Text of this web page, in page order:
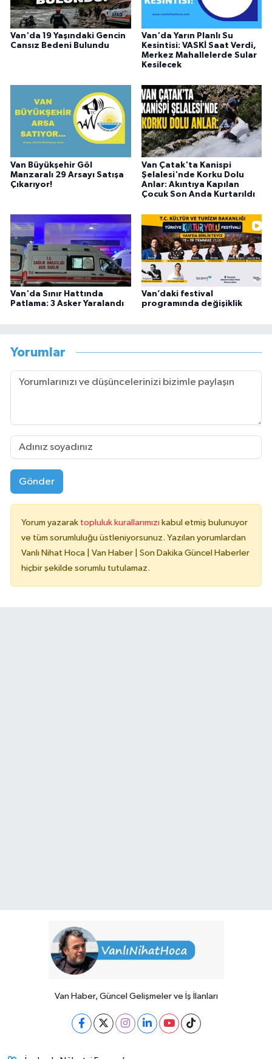
Van'da 19 Yaşındaki Gencin
Cansız Bedeni Bulundu
Van'da Yarın Planlı Su
Kesintisi: VASKİ Saat Verdi,
Merkez Mahallelerde Sular
Kesilecek
Van Büyükşehir Göl
Manzaralı 29 Arsayı Satışa
Çıkarıyor!
Van Çatak'ta Kanispi
Şelalesi'nde Korku Dolu
Anlar: Akıntıya Kapılan
Çocuk Son Anda Kurtarıldı
Van'da Sınır Hattında
Patlama: 3 Asker Yaralandı
Van’daki festival
programında değişiklik
Yorumlar
Gönder
Yorum yazarak topluluk kurallarımızı kabul etmiş bulunuyor
ve tüm sorumluluğu üstleniyorsunuz. Yazılan yorumlardan
Vanlı Nihat Hoca | Van Haber | Son Dakika Güncel Haberler
hiçbir şekilde sorumlu tutulamaz.
Van Haber, Güncel Gelişmeler ve İş İlanları